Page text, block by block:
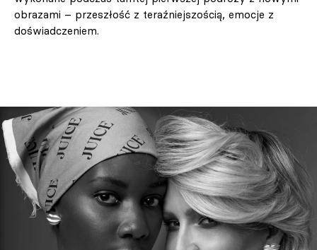
obrazami – przeszłość z teraźniejszością, emocje z
doświadczeniem.